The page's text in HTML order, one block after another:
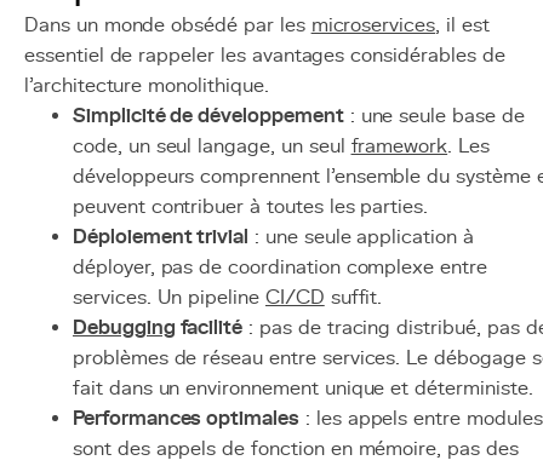
Dans un monde obsédé par les microservices, il est
essentiel de rappeler les avantages considérables de
l'architecture monolithique.
Simplicité de développement: une seule base de
code, un seul langage, un seul framework. Les
développeurs comprennent l'ensemble du système
peuvent contribuer à toutes les parties.
Déploiement trivial : une seule application à
déployer, pas de coordination complexe entre
services. Un pipeline CI/CD suffit.
Debugging facilité : pas de tracing distribué, pas
problèmes de réseau entre services. Le débogage
fait dans un environnement unique et déterministe.
Performances optimales : les appels entre modules
sont des appels de fonction en mémoire, pas des